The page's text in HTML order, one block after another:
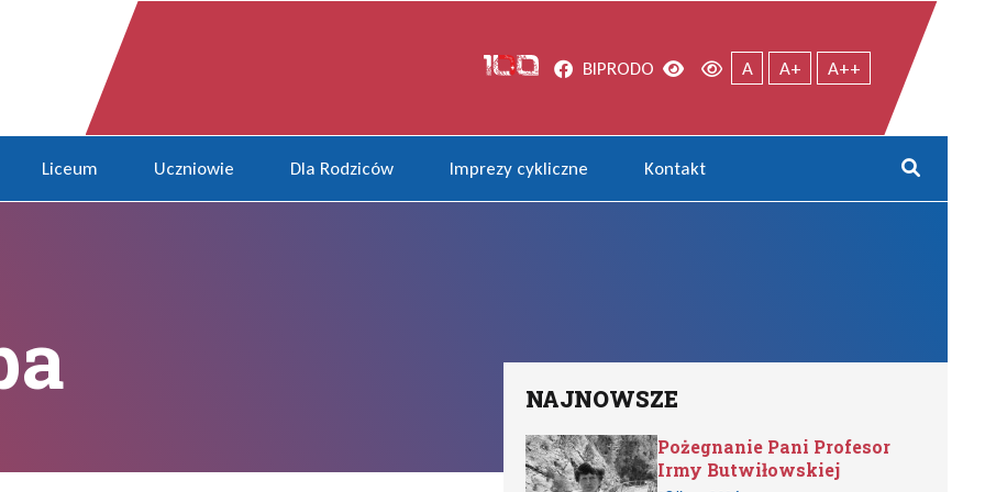
Facebook
BIPRODO Wersja kontrastowa
Wersja domyślna
A A+ A++
Liceum Uczniowie Dla Rodziców Imprezy cykliczne Kontakt
NAJNOWSZE
Pożegnanie Pani Profesor
Irmy Butwiłowskiej